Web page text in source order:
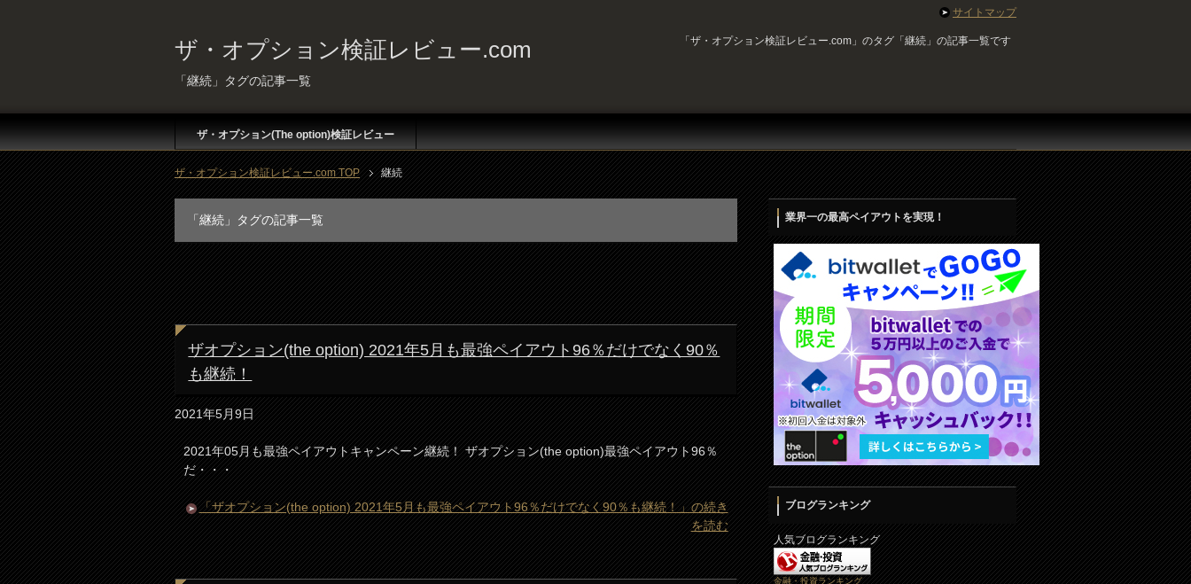
ザ・オプション検証レビュー.com
「継続」タグの記事一覧
「ザ・オプション検証レビュー.com」のタグ「継続」の記事一覧です
ザ・オプション(The option)検証レビュー
ザ・オプション検証レビュー.com TOP 継続
「継続」タグの記事一覧
ザオプション(the option) 2021年5月も最強ペイアウト96％だけでなく90％
も継続！
2021年5月9日
2021年05月も最強ペイアウトキャンペーン継続！ ザオプション(the option)最強ペイアウト96％
だ・・・
「ザオプション(the option) 2021年5月も最強ペイアウト96％だけでなく90％も継続！」の続き
を読む
業界一の最高ペイアウトを実現！
ブログランキング
人気ブログランキング
金融・投資ランキング
サイトマップ